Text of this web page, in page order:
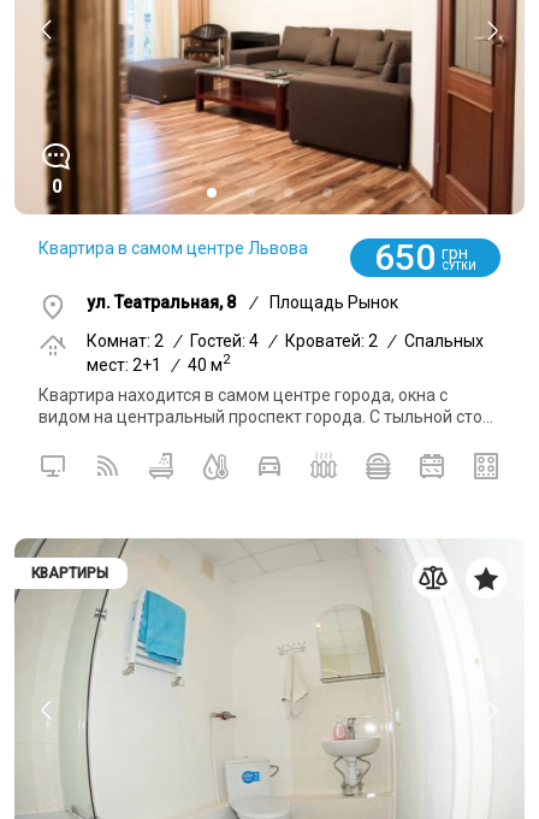
0
Квартира в самом центре Львова 650 грн
СУТКИ
ул. Театральная, 8 /
Площадь Рынок
Комнат: 2 / Гостей: 4 / Кроватей: 2 / Спальных
мест: 2+1
/ 40 м2
Квартира находится в самом центре города, окна с
видом на центральный проспект города. С тыльной сто...
КВАРТИРЫ